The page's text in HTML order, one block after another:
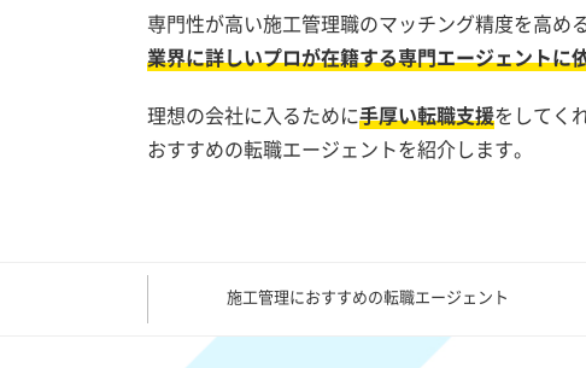
専門性が高い施工管理職のマッチング精度を高める
業界に詳しいプロが在籍する専門エージェントに
理想の会社に入るために手厚い転職支援をしてく
おすすめの転職エージェントを紹介します。
施工管理におすすめの転職エージェント